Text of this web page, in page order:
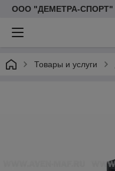
ООО "ДЕМЕТРА-СПОРТ"
Товары и услуги